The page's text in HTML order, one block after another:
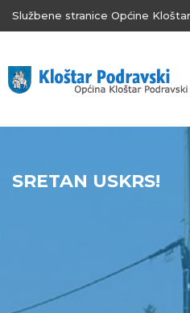
Službene stranice Općine
SRETAN USKRS!